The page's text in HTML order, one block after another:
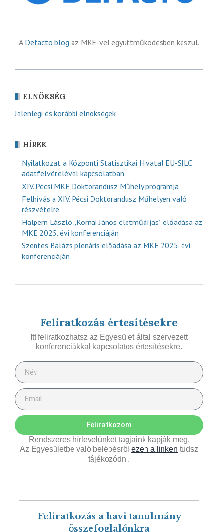
A Defacto blog az MKE-vel együttműködésben készül.
ELNÖKSÉG
Jelenlegi és korábbi elnökségek
HÍREK
Nyilatkozat a Központi Statisztikai Hivatal EU-SILC
adatfelvételével kapcsolatban
XIV. Pécsi MKE Doktorandusz Műhely programja
Felhívás a XIV. Pécsi Doktorandusz Műhelyen való
részvételre
Halpern László „Kornai János életműdíjas” előadása az
MKE 2025. évi konferenciáján
Szentes Balázs plenáris előadása az MKE 2025. évi
konferenciáján
Feliratkozás értesítésekre
Itt feliratkozhatsz az Egyesület által szervezett
konferenciákkal kapcsolatos értesítésekre.
Feliratkozom
Rendszeres hírlevelünket tagjaink kapják meg.
Az Egyesületbe való belépésről ezen a linken tudsz
tájékozódni.
Feliratkozás a havi tanulmány
összefoglalónkra